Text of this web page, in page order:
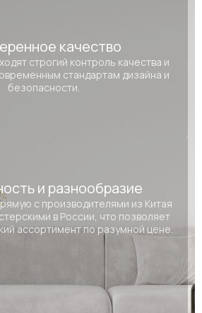
качество
строгий контроль качества и
стандартам дизайна и
безопасности.
и разнообразие
с производителями из Китая
в России, что позволяет
ассортимент по разумной цене.